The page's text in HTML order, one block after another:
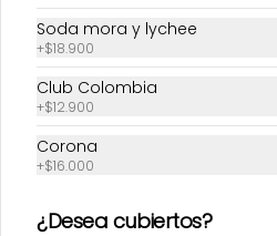
Fuertes
Soda mora y lychee
+$18.900
Club Colombia
+$12.900
Corona
+$16.000
¿Desea cubiertos?